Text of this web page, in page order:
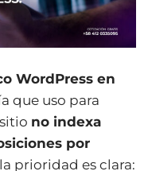
WordPress en
que uso para
no indexa
por
prioridad es clara: